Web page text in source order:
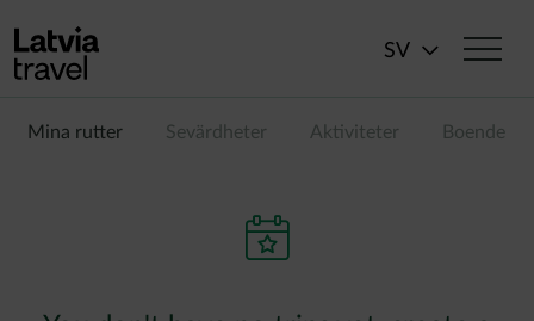
SV
Mina rutter Sevärdheter Aktiviteter Boende